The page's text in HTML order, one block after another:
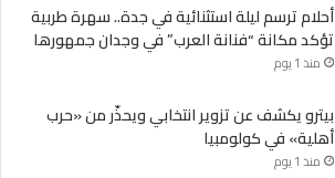
أحلام ترسم ليلة استثنائية في جدة.. سهرة طربية
تؤكد مكانة “فنانة العرب” في وجدان جمهورها
منذ 1 يوم
بيترو يكشف عن تزوير انتخابي ويحذّر من «حرب
أهلية» في كولومبيا
منذ 1 يوم